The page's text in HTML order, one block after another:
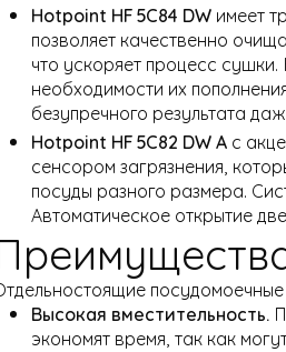
Hotpoint HF 5C84 DW имеет
позволяет качественно
что ускоряет процесс
необходимости их
безупречного результата
Hotpoint HF 5C82 DW A с
сенсором загрязнения,
посуды разного размера.
Автоматическое открытие
Высокая вместительность.
экономят время, так как